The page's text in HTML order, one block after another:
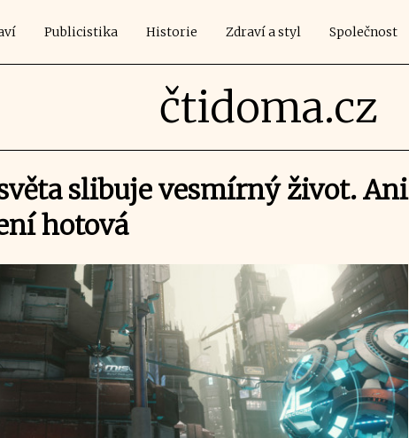
Publicistika Historie Zdraví a styl Společnost
čtidoma.cz
slibuje vesmírný život. Ani
hotová